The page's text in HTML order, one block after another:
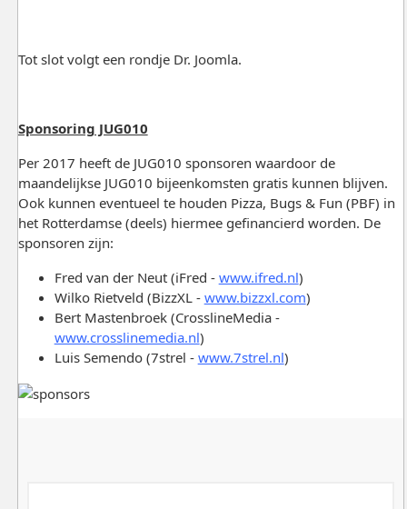
Tot slot volgt een rondje Dr. Joomla.
Sponsoring JUG010
Per 2017 heeft de JUG010 sponsoren waardoor de
maandelijkse JUG010 bijeenkomsten gratis kunnen blijven.
Ook kunnen eventueel te houden Pizza, Bugs & Fun (PBF) in
het Rotterdamse (deels) hiermee gefinancierd worden. De
sponsoren zijn:
Fred van der Neut (iFred - www.ifred.nl)
Wilko Rietveld (BizzXL - www.bizzxl.com)
Bert Mastenbroek (CrosslineMedia -
www.crosslinemedia.nl)
Luis Semendo (7strel - www.7strel.nl)